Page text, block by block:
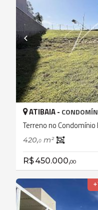
ATIBAIA -
Terreno no
420,0 m²
R$ 450.000,00